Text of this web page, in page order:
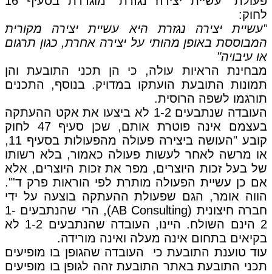
לחוק:
"עשיית יצירה נגזרת היא עשיית יצירה מקורית
המבוססת באופן מהותי על יצירה אחרת, כגון תרגום
או עיבויה"
מבחינת הראיות עולה, כי הן תכני התובעת והן
תמונות התובעת הועתקו במדויק. בנוסף, התכנים
תורגמו לשפה הרוסית.
העובדה שנתבעים 1-2 לא ביצעו את אקט ההעתקה
בעצמם אינה פוטרת אותם, שכן סעיף 47 לחוק
קובע "העושה ביצירה פעולה מהפעולות בסעיף 11,
או מרשה לאחר לעשות פעולה כאמור, בלא רשותו
של בעל זכות היוצרים, מפר את זכות היוצרים, אלא
אם כן עשיית הפעולה מותרת לפי הוראות פרק ד'".
הווה אומר, הגם שפעולת ההעתקה בוצעה על ידי
חברה חיצונית (AB Consulting), הרי שהנתבעים 1-
2 הינם השולח. היינו, העובדה שהנתבעים 1-2 לא
בקיאים בתחום אינה מעלה ואינה מורידה.
עוד טוענת התובעת כי העובדה שהגופן בו מופיעים
תכני התובעת באתר התובעת זהה לגופן בו מופיעים